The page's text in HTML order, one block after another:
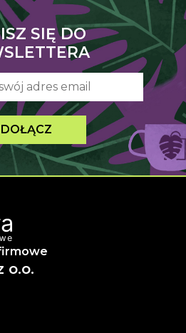
SIĘ DO
DOŁĄCZ
o.o.